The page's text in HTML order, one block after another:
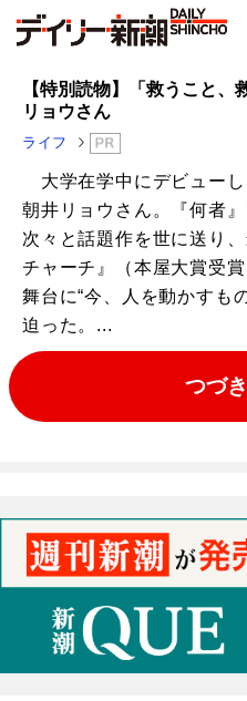
【特別読物】「救うこと
リョウさん
ライフ
大学在学中にデビュー
朝井リョウさん。『何者
次々と話題作を世に送り
チャーチ』（本屋大賞受
舞台に“今、人を動かすも
迫った。...
つづ